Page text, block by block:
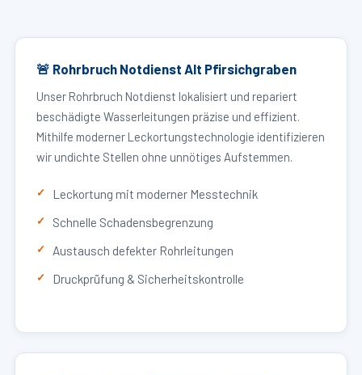
🚨 Rohrbruch Notdienst Alt Pfirsichgraben
Unser Rohrbruch Notdienst lokalisiert und repariert
beschädigte Wasserleitungen präzise und effizient.
Mithilfe moderner Leckortungstechnologie identifizieren
wir undichte Stellen ohne unnötiges Aufstemmen.
Leckortung mit moderner Messtechnik
Schnelle Schadensbegrenzung
Austausch defekter Rohrleitungen
Druckprüfung & Sicherheitskontrolle